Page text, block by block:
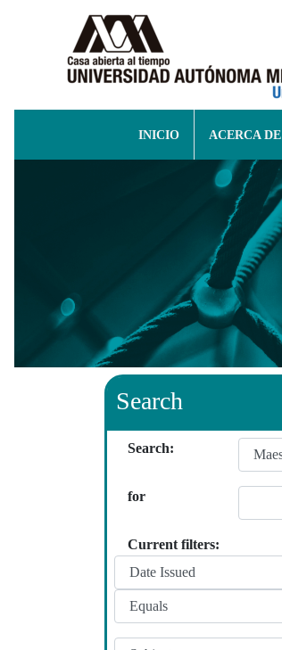
INICIO ACERCA DE
Search
Search:
for
Current filters: